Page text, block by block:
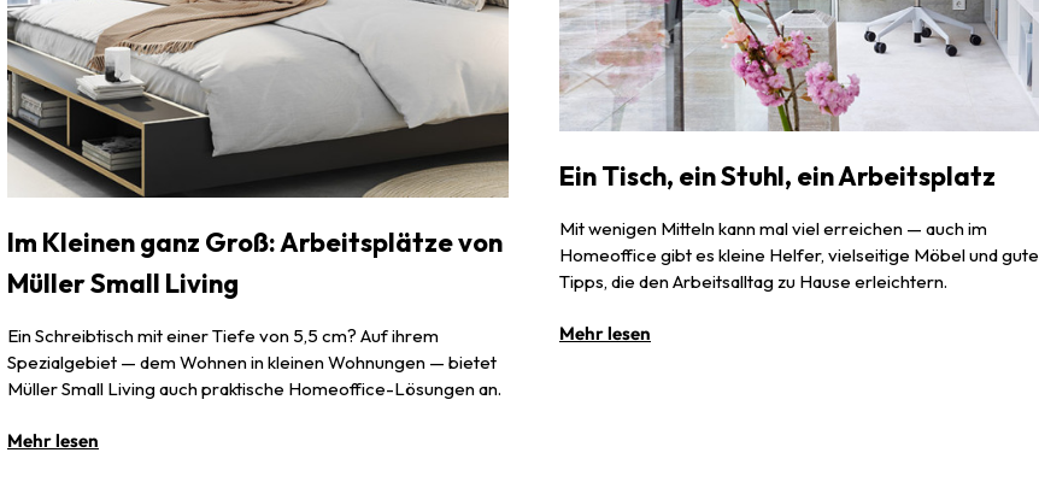
Im Kleinen ganz Groß: Arbeitsplätze von
Müller Small Living
Ein Schreibtisch mit einer Tiefe von 5,5 cm? Auf ihrem
Spezialgebiet — dem Wohnen in kleinen Wohnungen — bietet
Müller Small Living auch praktische Homeoffice-Lösungen an.
Mehr lesen
Ein Tisch, ein Stuhl, ein Arbeitsplatz
Mit wenigen Mitteln kann mal viel erreichen — auch im
Homeoffice gibt es kleine Helfer, vielseitige Möbel und gute
Tipps, die den Arbeitsalltag zu Hause erleichtern.
Mehr lesen